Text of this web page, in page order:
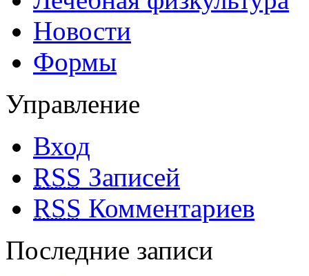
Новости
Формы
Управление
Вход
RSS Записей
RSS Комментариев
Последние записи